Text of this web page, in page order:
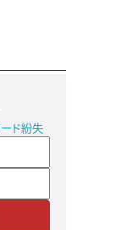
ド紛失